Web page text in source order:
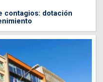
contagios: dotación